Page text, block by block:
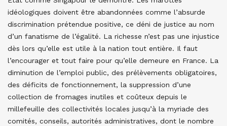
idéologiques doivent être abandonnées comme l’absurde
discrimination prétendue positive, ce déni de justice au nom
d’un fanatisme de l’égalité. La richesse n’est pas une injustice
dès lors qu’elle est utile à la nation tout entière. Il faut
l’encourager et tout faire pour qu’elle demeure en France. La
diminution de l’emploi public, des prélèvements obligatoires,
des déficits de fonctionnement, la suppression d’une
collection de fromages inutiles et coûteux depuis le
millefeuille des collectivités locales jusqu’à la myriade des
comités, conseils, autorités administratives, dont le nombre